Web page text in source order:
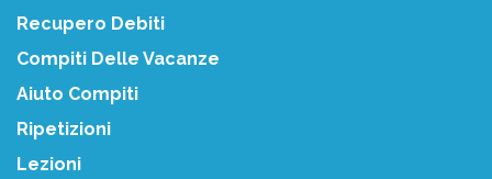
Recupero Debiti
Compiti Delle Vacanze
Aiuto Compiti
Ripetizioni
Lezioni